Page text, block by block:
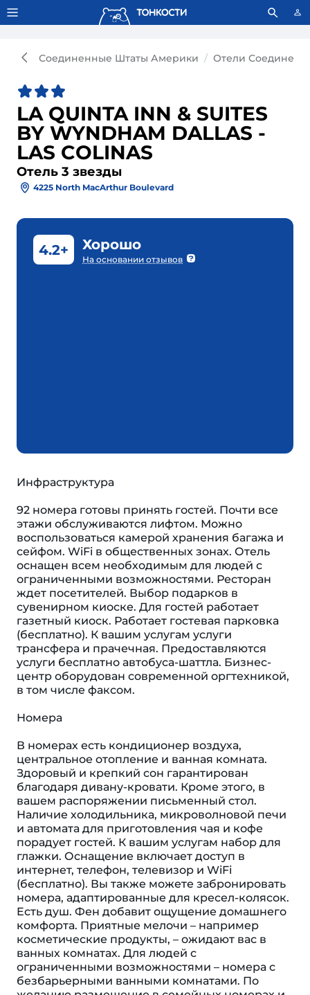
Тонкости используют сookie-файлы. Что это значит?
Соединенные Штаты Америки Отели
LA QUINTA INN & SUITES
BY WYNDHAM DALLAS -
LAS COLINAS
Отель 3 звезды
4225 North MacArthur Boulevard
4.2+ Хорошо
На основании отзывов
Инфраструктура
92 номера готовы принять гостей. Почти все
этажи обслуживаются лифтом. Можно
воспользоваться камерой хранения багажа и
сейфом. WiFi в общественных зонах. Отель
оснащен всем необходимым для людей с
ограниченными возможностями. Ресторан
ждет посетителей. Выбор подарков в
сувенирном киоске. Для гостей работает
газетный киоск. Работает гостевая парковка
(бесплатно). К вашим услугам услуги
трансфера и прачечная. Предоставляются
услуги бесплатно автобуса-шаттла. Бизнес-
центр оборудован современной оргтехникой,
в том числе факсом.
Номера
В номерах есть кондиционер воздуха,
центральное отопление и ванная комната.
Здоровый и крепкий сон гарантирован
благодаря дивану-кровати. Кроме этого, в
вашем распоряжении письменный стол.
Наличие холодильника, микроволновой печи
и автомата для приготовления чая и кофе
порадует гостей. К вашим услугам набор для
глажки. Оснащение включает доступ в
интернет, телефон, телевизор и WiFi
(бесплатно). Вы также можете забронировать
номера, адаптированные для кресел-колясок.
Eсть душ. Фен добавит ощущение домашнего
комфорта. Приятные мелочи – например
косметические продукты, – ожидают вас в
ванных комнатах. Для людей с
ограниченными возможностями – номера с
безбарьерными ванными комнатами. По